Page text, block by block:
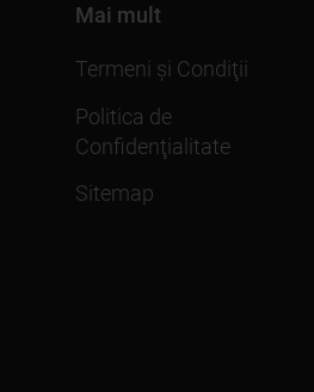
Mai mult
Termeni şi Condiţii
Politica de
Confidenţialitate
Sitemap